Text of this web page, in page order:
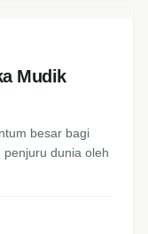
Mudik
besar bagi
dunia oleh